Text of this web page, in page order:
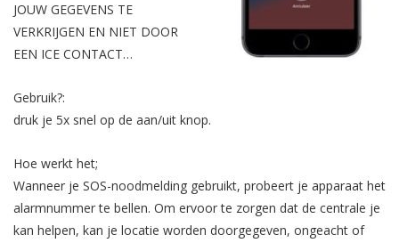
JOUW GEGEVENS TE
VERKRIJGEN EN NIET DOOR
EEN ICE CONTACT…
Gebruik?:
druk je 5x snel op de aan/uit knop.
Hoe werkt het;
Wanneer je SOS-noodmelding gebruikt, probeert je apparaat het
alarmnummer te bellen. Om ervoor te zorgen dat de centrale je
kan helpen, kan je locatie worden doorgegeven, ongeacht of